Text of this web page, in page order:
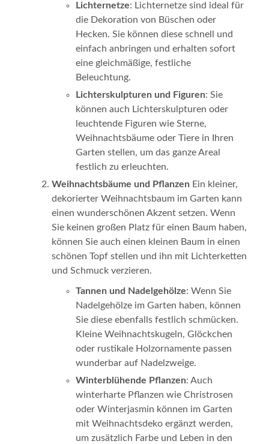
Lichternetze: Lichternetze sind ideal für
die Dekoration von Büschen oder
Hecken. Sie können diese schnell und
einfach anbringen und erhalten sofort
eine gleichmäßige, festliche
Beleuchtung.
Lichterskulpturen und Figuren: Sie
können auch Lichterskulpturen oder
leuchtende Figuren wie Sterne,
Weihnachtsbäume oder Tiere in Ihren
Garten stellen, um das ganze Areal
festlich zu erleuchten.
Weihnachtsbäume und Pflanzen Ein kleiner,
dekorierter Weihnachtsbaum im Garten kann
einen wunderschönen Akzent setzen. Wenn
Sie keinen großen Platz für einen Baum haben,
können Sie auch einen kleinen Baum in einen
schönen Topf stellen und ihn mit Lichterketten
und Schmuck verzieren.
Tannen und Nadelgehölze: Wenn Sie
Nadelgehölze im Garten haben, können
Sie diese ebenfalls festlich schmücken.
Kleine Weihnachtskugeln, Glöckchen
oder rustikale Holzornamente passen
wunderbar auf Nadelzweige.
Winterblühende Pflanzen: Auch
winterharte Pflanzen wie Christrosen
oder Winterjasmin können im Garten
mit Weihnachtsdeko ergänzt werden,
um zusätzlich Farbe und Leben in den